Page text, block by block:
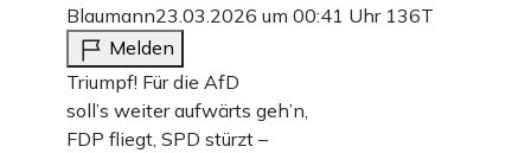
Blaumann23.03.2026 um 00:41 Uhr 136T
Melden
Triumpf! Für die AfD
soll’s weiter aufwärts geh’n,
FDP fliegt, SPD stürzt –